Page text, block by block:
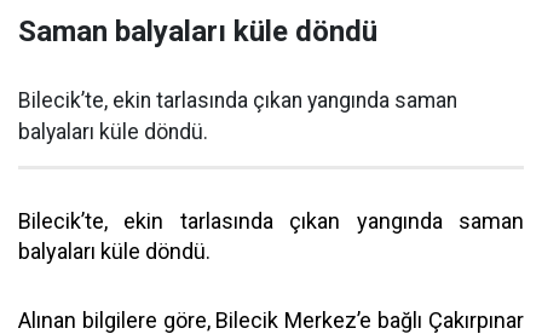
Saman balyaları küle döndü
Bilecik’te, ekin tarlasında çıkan yangında saman
balyaları küle döndü.
Bilecik’te, ekin tarlasında çıkan yangında saman
balyaları küle döndü.
Alınan bilgilere göre, Bilecik Merkez’e bağlı Çakırpınar